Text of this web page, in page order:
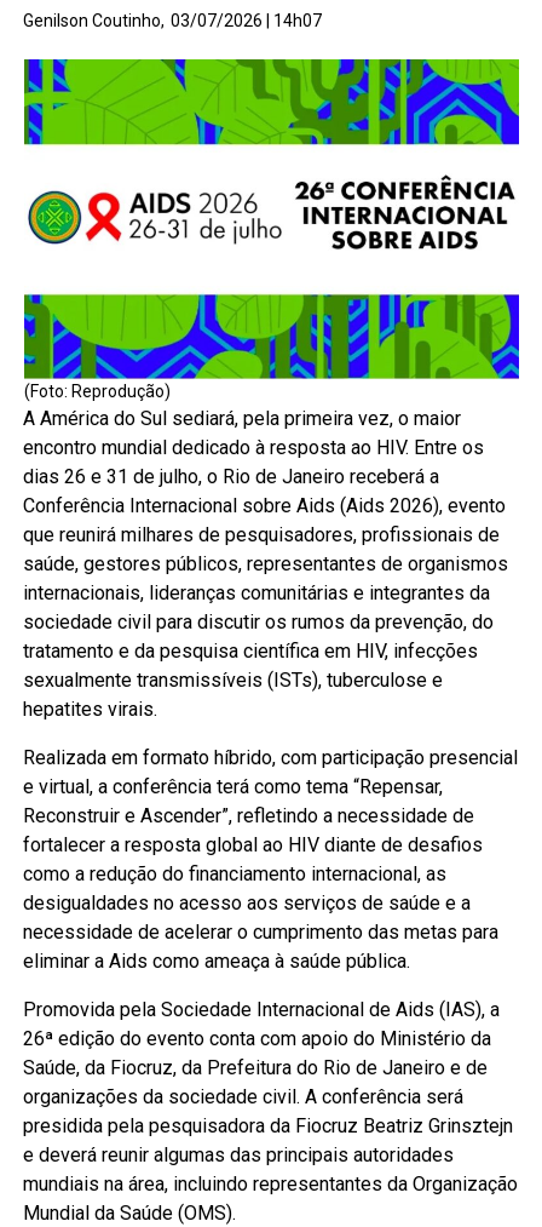
Genilson Coutinho, 03/07/2026 | 14h07
(Foto: Reprodução)
A América do Sul sediará, pela primeira vez, o maior
encontro mundial dedicado à resposta ao HIV. Entre os
dias 26 e 31 de julho, o Rio de Janeiro receberá a
Conferência Internacional sobre Aids (Aids 2026), evento
que reunirá milhares de pesquisadores, profissionais de
saúde, gestores públicos, representantes de organismos
internacionais, lideranças comunitárias e integrantes da
sociedade civil para discutir os rumos da prevenção, do
tratamento e da pesquisa científica em HIV, infecções
sexualmente transmissíveis (ISTs), tuberculose e
hepatites virais.
Realizada em formato híbrido, com participação presencial
e virtual, a conferência terá como tema “Repensar,
Reconstruir e Ascender”, refletindo a necessidade de
fortalecer a resposta global ao HIV diante de desafios
como a redução do financiamento internacional, as
desigualdades no acesso aos serviços de saúde e a
necessidade de acelerar o cumprimento das metas para
eliminar a Aids como ameaça à saúde pública.
Promovida pela Sociedade Internacional de Aids (IAS), a
26ª edição do evento conta com apoio do Ministério da
Saúde, da Fiocruz, da Prefeitura do Rio de Janeiro e de
organizações da sociedade civil. A conferência será
presidida pela pesquisadora da Fiocruz Beatriz Grinsztejn
e deverá reunir algumas das principais autoridades
mundiais na área, incluindo representantes da Organização
Mundial da Saúde (OMS).